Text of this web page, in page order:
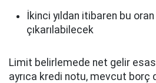
İkinci yıldan itibaren bu
çıkarılabilecek
Limit belirlemede net gelir esas
ayrıca kredi notu, mevcut borç